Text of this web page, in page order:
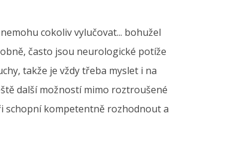
cokoliv vylučovat... bohužel
často jsou neurologické potíže
takže je vždy třeba myslet i na
další možností mimo roztroušené
schopní kompetentně rozhodnout a